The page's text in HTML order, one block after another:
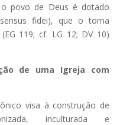
povo de Deus é dotado
fidei), que o torna
119; cf. LG 12; DV 10)
de uma Igreja com
visa à construção de
inculturada e